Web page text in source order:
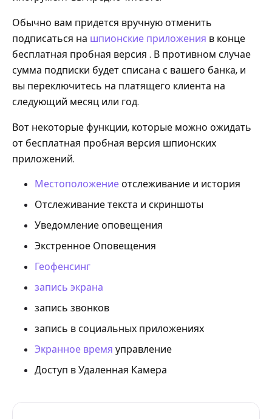
Обычно вам придется вручную отменить
подписаться на шпионские приложения в конце
бесплатная пробная версия . В противном случае
сумма подписки будет списана с вашего банка, и
вы переключитесь на платящего клиента на
следующий месяц или год.
Вот некоторые функции, которые можно ожидать
от бесплатная пробная версия шпионских
приложений.
Местоположениеотслеживание и история
Отслеживание текста и скриншоты
Уведомление оповещения
Экстренное Оповещения
Геофенсинг
запись экрана
запись звонков
запись в социальных приложениях
Экранное время управление
Доступ в Удаленная Камера